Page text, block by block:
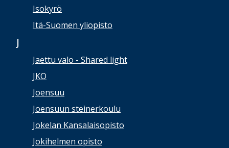
Isokyrö
Itä-Suomen yliopisto
J
Jaettu valo - Shared light
JKO
Joensuu
Joensuun steinerkoulu
Jokelan Kansalaisopisto
Jokihelmen opisto